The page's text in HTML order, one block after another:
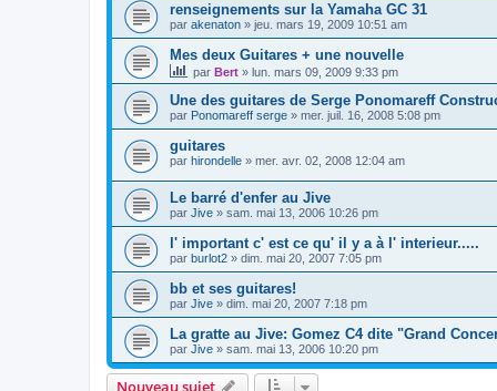
renseignements sur la Yamaha GC 31
par akenaton » jeu. mars 19, 2009 10:51 am
Mes deux Guitares + une nouvelle
par Bert » lun. mars 09, 2009 9:33 pm
Une des guitares de Serge Ponomareff
par Ponomareff serge » mer. juil. 16, 2008 5:08 pm
guitares
par hirondelle » mer. avr. 02, 2008 12:04 am
Le barré d'enfer au Jive
par Jive » sam. mai 13, 2006 10:26 pm
l' important c' est ce qu' il y a à l' interieur.....
par burlot2 » dim. mai 20, 2007 7:05 pm
bb et ses guitares!
par Jive » dim. mai 20, 2007 7:18 pm
La gratte au Jive: Gomez C4 dite "Grand
par Jive » sam. mai 13, 2006 10:20 pm
Nouveau sujet